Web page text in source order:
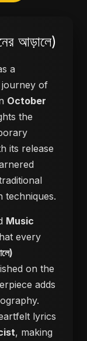
আড়ালে)
a
journey of
October
the
its release
techniques.
Music
every
on the
adds
lyrics
, making